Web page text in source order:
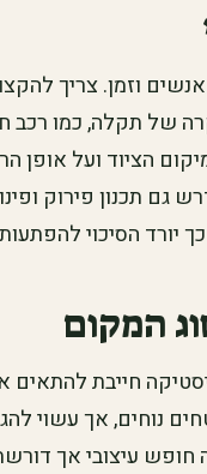
וזמן. צריך
של תקלה, כמו רכב
הציוד ועל אופן
גם תכנון פירוק
הסיכוי
המקום
חייבת
נוחים, אך עשוי
עיצובי אך